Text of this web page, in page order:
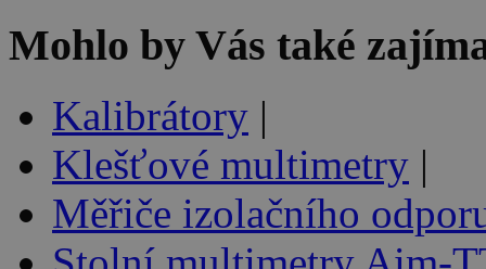
Mohlo by Vás také
Kalibrátory |
Klešťové multimetry |
Měřiče izolačního